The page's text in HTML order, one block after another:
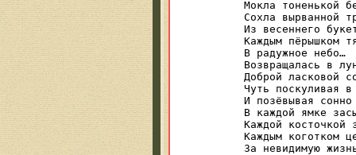
Мокла тоненькой
Сохла вырванной
Из весеннего
Каждым пёрышком
В радужное небо…
Возвращалась в
Доброй ласковой
Чуть поскуливая в
И позёвывая сонно
В каждой ямке
Каждой косточкой
Каждым коготком
За невидимую